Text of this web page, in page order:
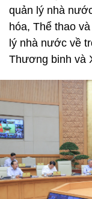
quản lý nhà
hóa, Thể thao
lý nhà nước về
Thương binh và